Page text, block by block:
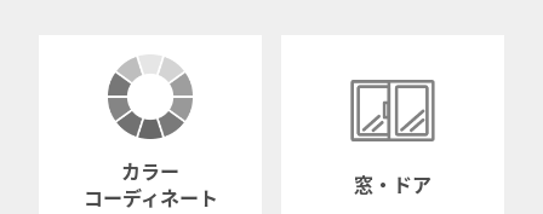
カラー
コーディネート
窓・ドア